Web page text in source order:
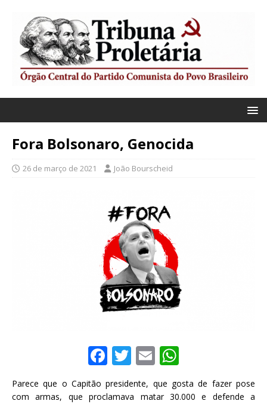
Fora Bolsonaro, Genocida
26 de março de 2021 João Bourscheid
F
c
T
w
it
E
ai
h
at
Parece que o Capitão presidente, que gosta de fazer pose
com armas, que proclamava matar 30.000 e defende a